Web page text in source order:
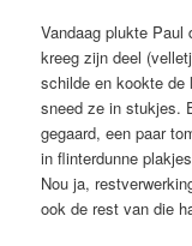
Vandaag plukte
kreeg zijn deel
schilde en kookte de
sneed ze in stukjes.
gegaard, een paar
in flinterdunne
Nou ja,
ook de rest van die